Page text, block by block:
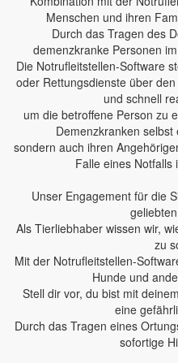
Menschen und ihren
Durch das Tragen des
demenzkranke Personen
Die Notrufleitstellen-Software
oder Rettungsdienste über
und schnell
um die betroffene Person zu
Demenzkranken
sondern auch ihren
Falle eines Notfalls
Unser Engagement für die
Als Tierliebhaber wissen wir,
zu
Mit der Notrufleitstellen-
Hunde und
Stell dir vor, du bist mit
eine
Durch das Tragen eines
sofortige